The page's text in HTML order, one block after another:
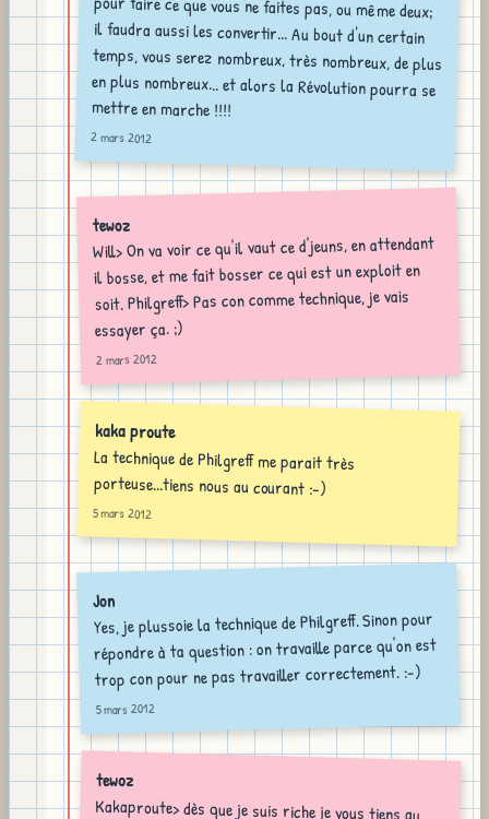
mettre en marche !!!!
2 mars 2012
tewoz
Will> On va voir ce qu'il vaut ce d'jeuns, en attendant
il bosse, et me fait bosser ce qui est un exploit en
soit. Philgreff> Pas con comme technique, je vais
essayer ça. ;)
2 mars 2012
kaka proute
La technique de Philgreff me parait très
porteuse...tiens nous au courant :-)
5 mars 2012
Jon
Yes, je plussoie la technique de Philgreff. Sinon pour
répondre à ta question : on travaille parce qu'on est
trop con pour ne pas travailler correctement. :-)
5 mars 2012
tewoz
Kakaproute> dès que je suis riche je vous tiens au
courant Jon> Philgreff fait l'unanimité, je vais donc
voir s'il est envisageable de faire engager 2 autres
larbins pour remplacer mon remplaçant et moi